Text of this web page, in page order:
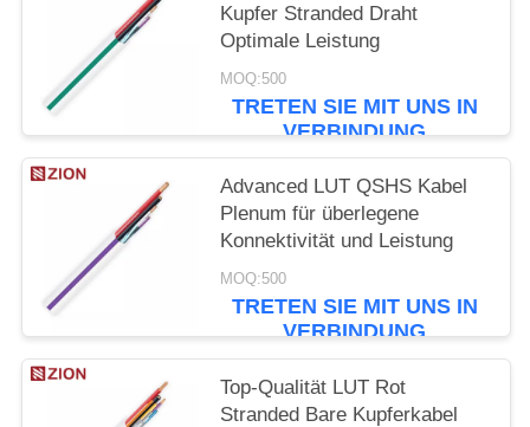
Kupfer Stranded Draht
Optimale Leistung
MOQ:500
TRETEN SIE MIT UNS IN
VERBINDUNG
Advanced LUT QSHS Kabel
Plenum für überlegene
Konnektivität und Leistung
MOQ:500
TRETEN SIE MIT UNS IN
VERBINDUNG
Top-Qualität LUT Rot
Stranded Bare Kupferkabel